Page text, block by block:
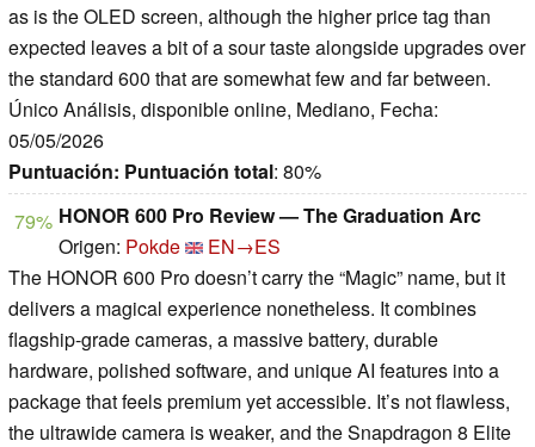
as is the OLED screen, although the higher price tag than
expected leaves a bit of a sour taste alongside upgrades over
the standard 600 that are somewhat few and far between.
Único Análisis, disponible online, Mediano, Fecha:
05/05/2026
Puntuación: Puntuación total: 80%
79% HONOR 600 Pro Review — The Graduation Arc
Origen: Pokde
EN→ES
The HONOR 600 Pro doesn’t carry the “Magic” name, but it
delivers a magical experience nonetheless. It combines
flagship‑grade cameras, a massive battery, durable
hardware, polished software, and unique AI features into a
package that feels premium yet accessible. It’s not flawless,
the ultrawide camera is weaker, and the Snapdragon 8 Elite